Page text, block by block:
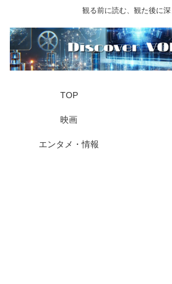
観る前に読む、観た後に深
TOP
映画
エンタメ・情報